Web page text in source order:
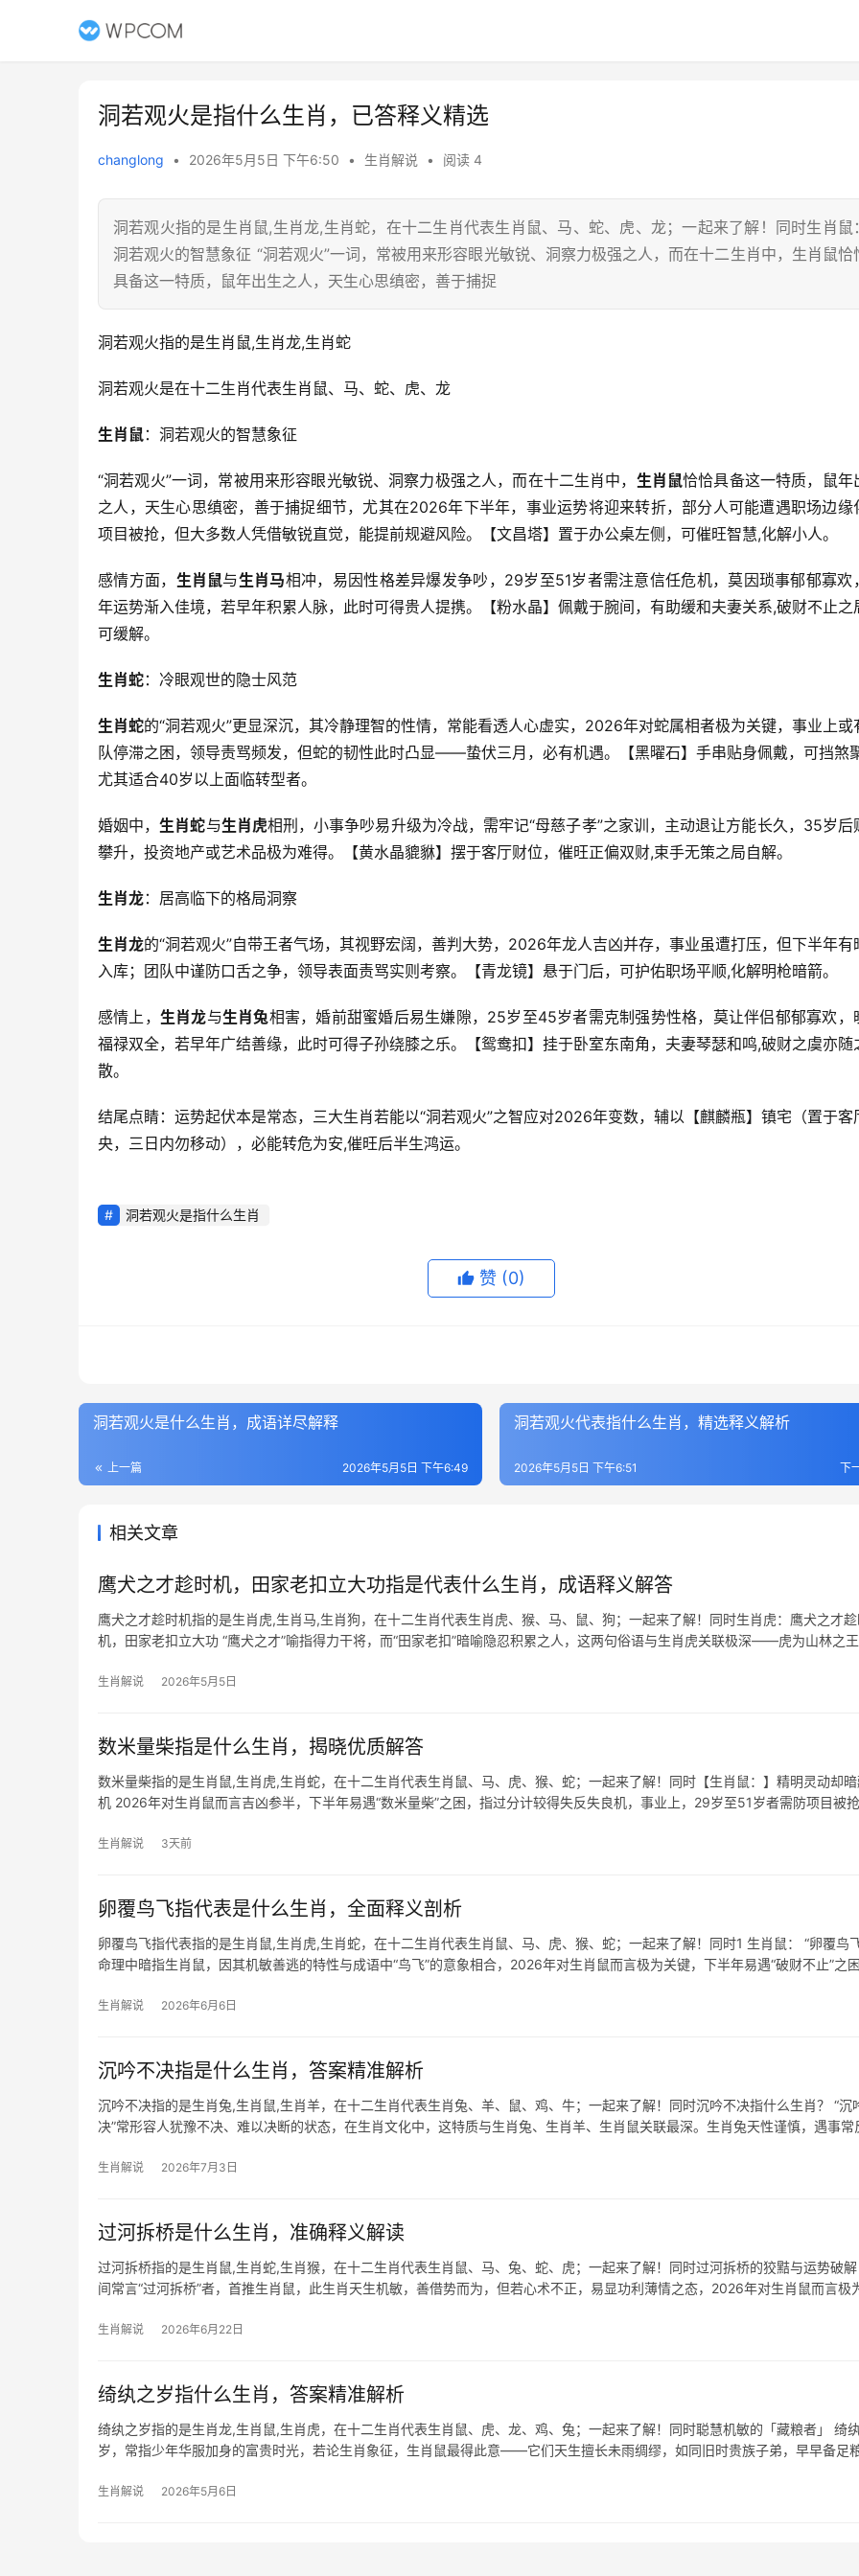
洞若观火是指什么生肖，已答释义精选
changlong • 2026年5月5日 下午6:50 • 生肖解说 • 阅读 4
洞若观火指的是生肖鼠,生肖龙,生肖蛇，在十二生肖代表生肖鼠、马、蛇、虎、龙；一起来了解！同时生肖鼠：
洞若观火的智慧象征 “洞若观火”一词，常被用来形容眼光敏锐、洞察力极强之人，而在十二生肖中，生肖鼠恰
具备这一特质，鼠年出生之人，天生心思缜密，善于捕捉
洞若观火指的是生肖鼠,生肖龙,生肖蛇
洞若观火是在十二生肖代表生肖鼠、马、蛇、虎、龙
生肖鼠：洞若观火的智慧象征
“洞若观火”一词，常被用来形容眼光敏锐、洞察力极强之人，而在十二生肖中， 生肖鼠恰恰具备这一特质，鼠年
之人，天生心思缜密，善于捕捉细节，尤其在2026年下半年，事业运势将迎来转折，部分人可能遭遇职场边缘
项目被抢，但大多数人凭借敏锐直觉，能提前规避风险。【文昌塔】置于办公桌左侧，可催旺智慧,化解小人。
感情方面， 生肖鼠与生肖马相冲，易因性格差异爆发争吵，29岁至51岁者需注意信任危机，莫因琐事郁郁寡欢
年运势渐入佳境，若早年积累人脉，此时可得贵人提携。【粉水晶】佩戴于腕间，有助缓和夫妻关系,破财不止之
可缓解。
生肖蛇：冷眼观世的隐士风范
生肖蛇的“洞若观火”更显深沉，其冷静理智的性情，常能看透人心虚实，2026年对蛇属相者极为关键，事业上或
队停滞之困，领导责骂频发，但蛇的韧性此时凸显——蛰伏三月，必有机遇。【黑曜石】手串贴身佩戴，可挡煞
尤其适合40岁以上面临转型者。
婚姻中，生肖蛇与生肖虎相刑，小事争吵易升级为冷战，需牢记“母慈子孝”之家训，主动退让方能长久，35岁后
攀升，投资地产或艺术品极为难得。【黄水晶貔貅】摆于客厅财位，催旺正偏双财,束手无策之局自解。
生肖龙：居高临下的格局洞察
生肖龙的“洞若观火”自带王者气场，其视野宏阔，善判大势，2026年龙人吉凶并存，事业虽遭打压，但下半年有
入库；团队中谨防口舌之争，领导表面责骂实则考察。【青龙镜】悬于门后，可护佑职场平顺,化解明枪暗箭。
感情上， 生肖龙与生肖兔相害，婚前甜蜜婚后易生嫌隙，25岁至45岁者需克制强势性格，莫让伴侣郁郁寡欢，
福禄双全，若早年广结善缘，此时可得子孙绕膝之乐。【鸳鸯扣】挂于卧室东南角，夫妻琴瑟和鸣,破财之虞亦随
散。
结尾点睛：运势起伏本是常态，三大生肖若能以“洞若观火”之智应对2026年变数，辅以【麒麟瓶】镇宅（置于客
央，三日内勿移动），必能转危为安,催旺后半生鸿运。
洞若观火是指什么生肖
赞 (0)
洞若观火是什么生肖，成语详尽解释
上一篇 2026年5月5日 下午6:49
洞若观火代表指什么生肖，精选释义解析
下
2026年5月5日 下午6:51
相关文章
鹰犬之才趁时机，田家老扣立大功指是代表什么生肖，成语释义解答
鹰犬之才趁时机指的是生肖虎,生肖马,生肖狗，在十二生肖代表生肖虎、猴、马、鼠、狗；一起来了解！同时生肖虎：鹰犬之才
机，田家老扣立大功 “鹰犬之才”喻指得力干将，而“田家老扣”暗喻隐忍积累之人，这两句俗语与生肖虎关联极深——虎为山林之王
生肖解说 2026年5月5日
数米量柴指是什么生肖，揭晓优质解答
数米量柴指的是生肖鼠,生肖虎,生肖蛇，在十二生肖代表生肖鼠、马、虎、猴、蛇；一起来了解！同时【生肖鼠：】精明灵动却
机 2026年对生肖鼠而言吉凶参半，下半年易遇“数米量柴”之困，指过分计较得失反失良机，事业上，29岁至51岁者需防项目被
生肖解说 3天前
卵覆鸟飞指代表是什么生肖，全面释义剖析
卵覆鸟飞指代表指的是生肖鼠,生肖虎,生肖蛇，在十二生肖代表生肖鼠、马、虎、猴、蛇；一起来了解！同时1 生肖鼠： “卵覆鸟
命理中暗指生肖鼠，因其机敏善逃的特性与成语中“鸟飞”的意象相合，2026年对生肖鼠而言极为关键，下半年易遇“破财不止”之
生肖解说 2026年6月6日
沉吟不决指是什么生肖，答案精准解析
沉吟不决指的是生肖兔,生肖鼠,生肖羊，在十二生肖代表生肖兔、羊、鼠、鸡、牛；一起来了解！同时沉吟不决指什么生肖？ “沉
决”常形容人犹豫不决、难以决断的状态，在生肖文化中，这特质与生肖兔、生肖羊、生肖鼠关联最深。生肖兔天性谨慎，遇事常
生肖解说 2026年7月3日
过河拆桥是什么生肖，准确释义解读
过河拆桥指的是生肖鼠,生肖蛇,生肖猴，在十二生肖代表生肖鼠、马、兔、蛇、虎；一起来了解！同时过河拆桥的狡黠与运势破解
间常言“过河拆桥”者，首推生肖鼠，此生肖天生机敏，善借势而为，但若心术不正，易显功利薄情之态，2026年对生肖鼠而言极
生肖解说 2026年6月22日
绮纨之岁指什么生肖，答案精准解析
绮纨之岁指的是生肖龙,生肖鼠,生肖虎，在十二生肖代表生肖鼠、虎、龙、鸡、兔；一起来了解！同时聪慧机敏的「藏粮者」 绮
岁，常指少年华服加身的富贵时光，若论生肖象征，生肖鼠最得此意——它们天生擅长未雨绸缪，如同旧时贵族子弟，早早备足
生肖解说 2026年5月6日